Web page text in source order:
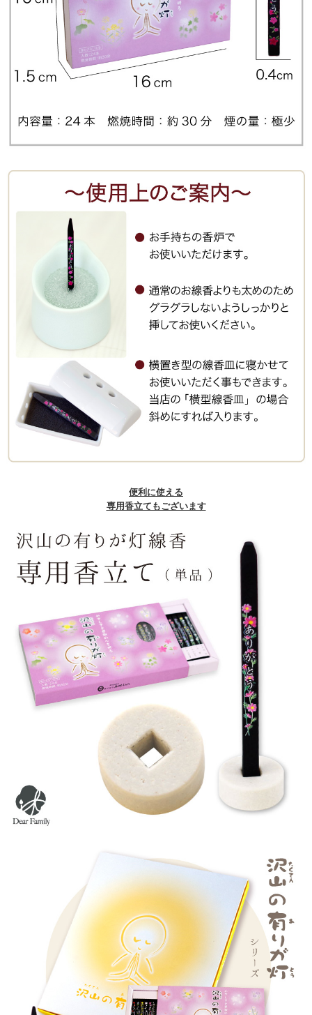
便利に使える
専用香立てもございます